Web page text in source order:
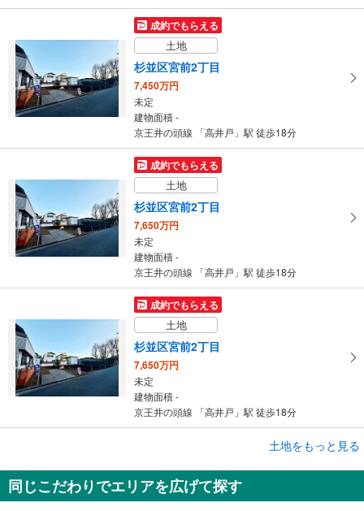
成約でもらえる
土地
杉並区宮前2丁目
7,450万円
未定
建物面積 -
京王井の頭線 「高井戸」駅 徒歩18分
成約でもらえる
土地
杉並区宮前2丁目
7,650万円
未定
建物面積 -
京王井の頭線 「高井戸」駅 徒歩18分
成約でもらえる
土地
杉並区宮前2丁目
7,650万円
未定
建物面積 -
京王井の頭線 「高井戸」駅 徒歩18分
杉並区久我山5丁目
9,980万円
未定
土地をもっと見る
同じこだわりでエリアを広げて探す